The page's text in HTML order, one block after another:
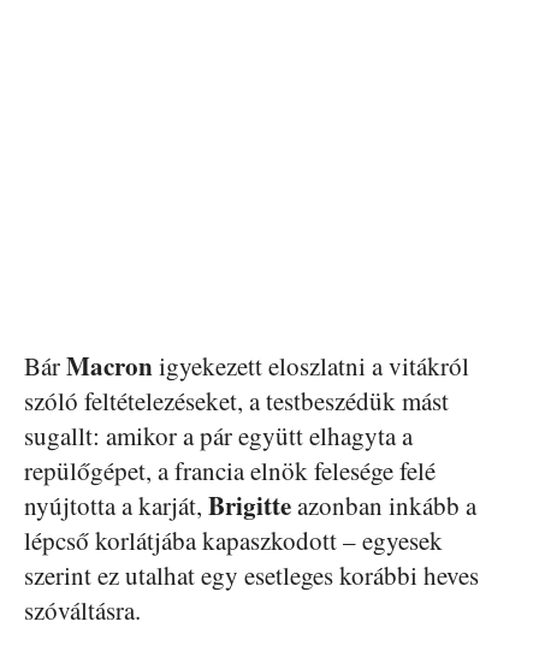
BárMacronigyekezett eloszlatni a vitákról
szóló feltételezéseket, a testbeszédük mást
sugallt: amikor a pár együtt elhagyta a
repülőgépet, a francia elnök felesége felé
nyújtotta a karját, Brigitteazonban inkább a
lépcső korlátjába kapaszkodott – egyesek
szerint ez utalhat egy esetleges korábbi heves
szóváltásra.